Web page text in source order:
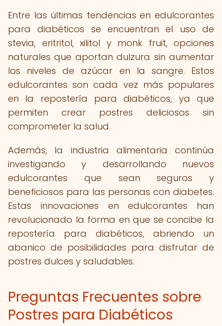
Entre las últimas tendencias en edulcorantes
para diabéticos se encuentran el uso de
stevia, eritritol, xilitol y monk fruit, opciones
naturales que aportan dulzura sin aumentar
los niveles de azúcar en la sangre. Estos
edulcorantes son cada vez más populares
en la repostería para diabéticos, ya que
permiten crear postres deliciosos sin
comprometer la salud.
Además, la industria alimentaria continúa
investigando y desarrollando nuevos
edulcorantes que sean seguros y
beneficiosos para las personas con diabetes.
Estas innovaciones en edulcorantes han
revolucionado la forma en que se concibe la
repostería para diabéticos, abriendo un
abanico de posibilidades para disfrutar de
postres dulces y saludables.
Preguntas Frecuentes sobre
Postres para Diabéticos